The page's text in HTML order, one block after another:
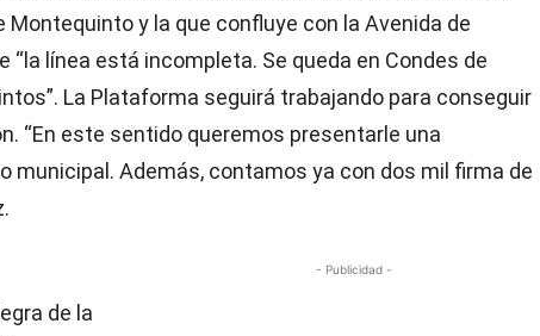
Montequinto y la que confluye con la Avenida de
“la línea está incompleta. Se queda en Condes de
La Plataforma seguirá trabajando para conseguir
“En este sentido queremos presentarle una
municipal. Además, contamos ya con dos mil firma de
- Publicidad -
de la